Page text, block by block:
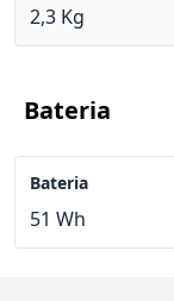
2,3 Kg
Bateria
Bateria
51 Wh